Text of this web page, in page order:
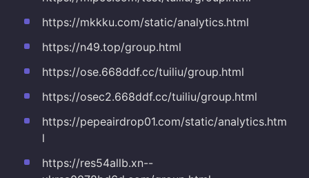
https://mkkku.com/static/analytics.html
https://n49.top/group.html
https://ose.668ddf.cc/tuiliu/group.html
https://osec2.668ddf.cc/tuiliu/group.html
https://pepeairdrop01.com/static/analytics.htm
l
https://res54allb.xn--